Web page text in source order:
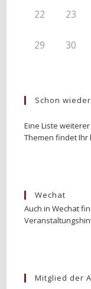
22 23
29 30
Schon
Eine Liste
Themen findet
Wechat
Auch in Wechat
Mitglied der